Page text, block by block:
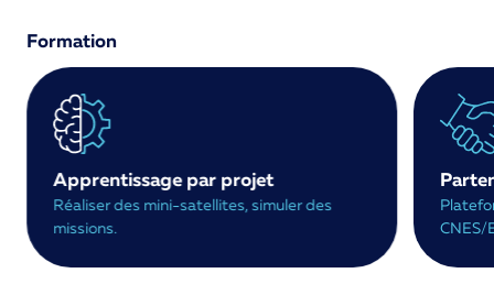
Formation
Apprentissage par projet
Réaliser des mini-satellites, simuler des
missions.
CNES/